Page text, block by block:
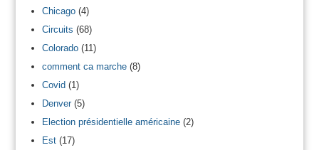
Chicago(4)
Circuits (68)
Colorado(11)
comment ca marche(8)
Covid(1)
Denver(5)
Election présidentielle américaine(2)
Est(17)